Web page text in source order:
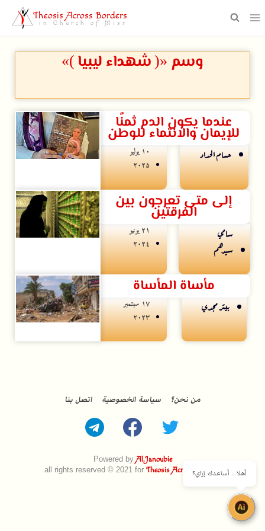
Theosis Across Borders
in Church of Misr
وسم «( شهداء ليبيا )»
عندما يكون الدم ثمنًا
للإيمان والانتماء للوطن
حسام الحداد
۱۰ يوليو
۲۰۲۵
إلى متى تعرجون بين
الفرقتين
سامي
سيدهم
۲۱ يونيو
۲۰۲٤
مأساة المأساة
بيتر مجدي
۱۷ سبتمبر
۲۰۲۳
Powered byAl.Janoubie
all rights reserved © 2021 for Theosis Across Borders
من نحن؟ سياسة الخصوصية اتصل بنا
أهلا.. أساعدك إزاي؟